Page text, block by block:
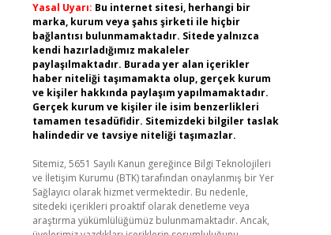
Yasal Uyarı: Bu internet sitesi, herhangi bir
marka, kurum veya şahıs şirketi ile hiçbir
bağlantısı bulunmamaktadır. Sitede yalnızca
kendi hazırladığımız makaleler
paylaşılmaktadır. Burada yer alan içerikler
haber niteliği taşımamakta olup, gerçek kurum
ve kişiler hakkında paylaşım yapılmamaktadır.
Gerçek kurum ve kişiler ile isim benzerlikleri
tamamen tesadüfidir. Sitemizdeki bilgiler taslak
halindedir ve tavsiye niteliği taşımazlar.
Sitemiz, 5651 Sayılı Kanun gereğince Bilgi Teknolojileri
ve İletişim Kurumu (BTK) tarafından onaylanmış bir Yer
Sağlayıcı olarak hizmet vermektedir. Bu nedenle,
sitedeki içerikleri proaktif olarak denetleme veya
araştırma yükümlülüğümüz bulunmamaktadır. Ancak,